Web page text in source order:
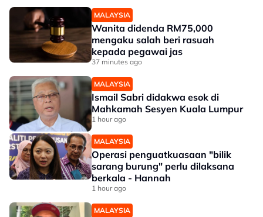
MALAYSIA
Wanita didenda RM75,000
mengaku salah beri rasuah
kepada pegawai jas
37 minutes ago
MALAYSIA
Ismail Sabri didakwa esok di
Mahkamah Sesyen Kuala Lumpur
1 hour ago
MALAYSIA
Operasi penguatkuasaan "bilik
sarang burung" perlu dilaksana
berkala - Hannah
1 hour ago
MALAYSIA